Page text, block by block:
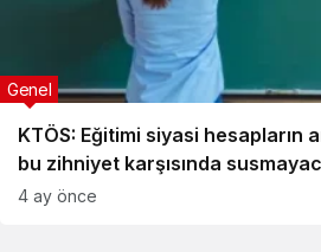
KTÖS: Eğitimi siyasi hesapların
bu zihniyet karşısında
Genel
4 ay önce